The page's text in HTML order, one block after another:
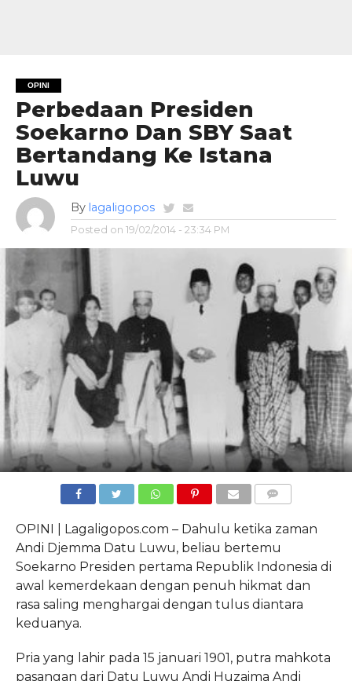
OPINI
Perbedaan Presiden
Soekarno Dan SBY Saat
Bertandang Ke Istana
Luwu
By lagaligopos
Posted on 19/02/2014 - 23:34 PM
OPINI | Lagaligopos.com – Dahulu ketika zaman
Andi Djemma Datu Luwu, beliau bertemu
Soekarno Presiden pertama Republik Indonesia di
awal kemerdekaan dengan penuh hikmat dan
rasa saling menghargai dengan tulus diantara
keduanya.
Pria yang lahir pada 15 januari 1901, putra mahkota
pasangan dari Datu Luwu Andi Huzaima Andi